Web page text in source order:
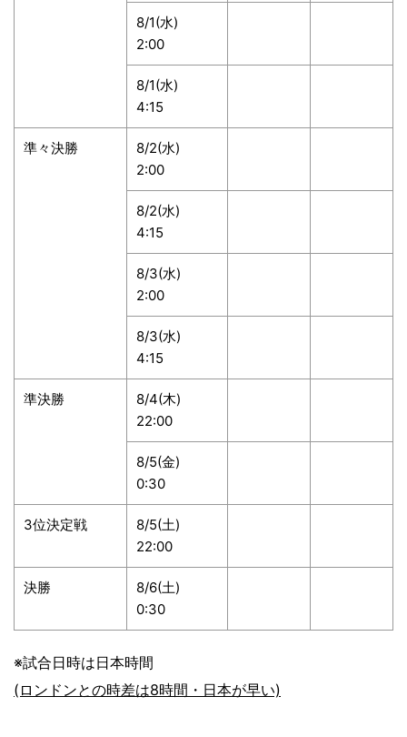
8/1(水)
2:00
8/1(水)
4:15
準々決勝
8/2(水)
2:00
8/2(水)
4:15
8/3(水)
2:00
8/3(水)
4:15
準決勝
8/4(木)
22:00
8/5(金)
0:30
3位決定戦
8/5(土)
22:00
決勝
8/6(土)
0:30
※試合日時は日本時間
(ロンドンとの時差は8時間・日本が早い)